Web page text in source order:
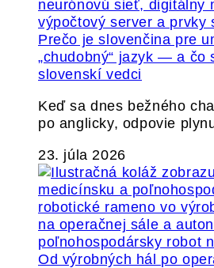
Prečo je slovenčina pre
„chudobný“ jazyk — a čo
slovenskí vedci
Keď sa dnes bežného
po anglicky, odpovie
23. júla 2026
Od výrobných hál po